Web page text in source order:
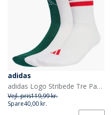
adidas
adidas Logo Stribede Tre Pak Strømper Hvid/Hvid/Powder Plum
Vejl. pris119,99 kr.
Spare40,00 kr.